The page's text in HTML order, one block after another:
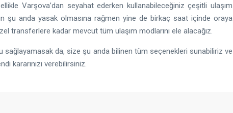
Varşova’dan seyahat ederken kullanabileceğiniz çeşitli ulaşım
şu anda yasak olmasına rağmen yine de birkaç saat içinde oraya
transferlere kadar mevcut tüm ulaşım modlarını ele alacağız.
sağlayamasak da, size şu anda bilinen tüm seçenekleri sunabiliriz ve
kararınızı verebilirsiniz.